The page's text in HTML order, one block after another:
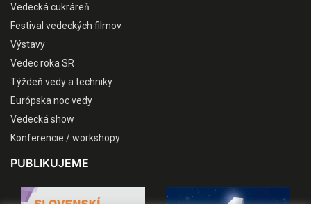
Vedecká cukráreň
Festival vedeckých filmov
Výstavy
Vedec roka SR
Týždeň vedy a techniky
Európska noc vedy
Vedecká show
Konferencie / workshopy
PUBLIKUJEME